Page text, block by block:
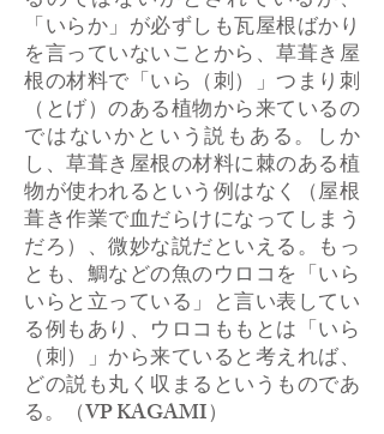
「いらか」が必ずしも瓦屋根ばかり
を言っていないことから、草葺き屋
根の材料で「いら（刺）」つまり刺
（とげ）のある植物から来ているの
ではないかという説もある。しか
し、草葺き屋根の材料に棘のある植
物が使われるという例はなく（屋根
葺き作業で血だらけになってしまう
だろ）、微妙な説だといえる。もっ
とも、鯛などの魚のウロコを「いら
いらと立っている」と言い表してい
る例もあり、ウロコももとは「いら
（刺）」から来ていると考えれば、
どの説も丸く収まるというものであ
る。（VP KAGAMI）